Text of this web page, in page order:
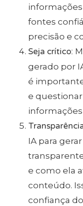
fontes
precisão e
Seja crítico:
gerado por
é
e
IA para
e como ela
conteúdo.
confiança